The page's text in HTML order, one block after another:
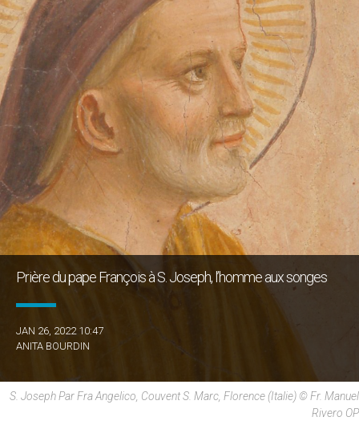
Prière du pape François à S. Joseph, l’homme aux songes
JAN 26, 2022 10:47
ANITA BOURDIN
S. Joseph Par Fra Angelico, Couvent S. Marc, Florence (Italie) © Fr. Manuel
Rivero OP